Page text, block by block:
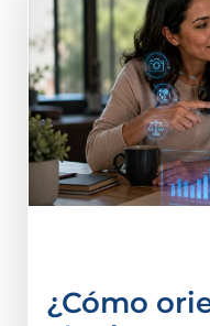
¿Cómo